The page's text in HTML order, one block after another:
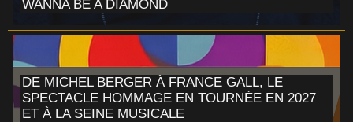
WANNA BE A DIAMOND
DE MICHEL BERGER À FRANCE GALL, LE
SPECTACLE HOMMAGE EN TOURNÉE EN 2027
ET À LA SEINE MUSICALE